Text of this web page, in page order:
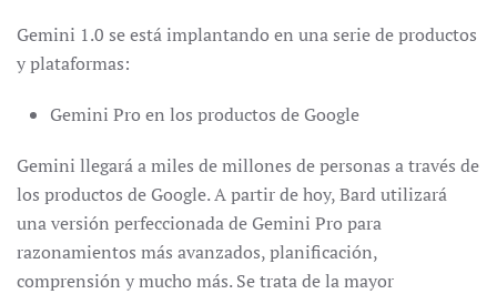
Gemini 1.0 se está implantando en una serie de productos
y plataformas:
Gemini Pro en los productos de Google
Gemini llegará a miles de millones de personas a través de
los productos de Google. A partir de hoy, Bard utilizará
una versión perfeccionada de Gemini Pro para
razonamientos más avanzados, planificación,
comprensión y mucho más. Se trata de la mayor